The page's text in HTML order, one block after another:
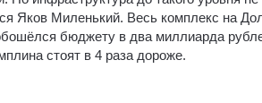
Яков Миленький. Весь комплекс на
бюджету в два миллиарда
стоят в 4 раза дороже.